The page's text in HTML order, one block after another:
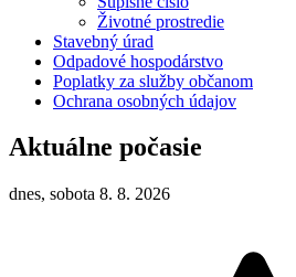
Životné prostredie
Stavebný úrad
Odpadové hospodárstvo
Poplatky za služby občanom
Ochrana osobných údajov
Aktuálne počasie
dnes, sobota 8. 8. 2026